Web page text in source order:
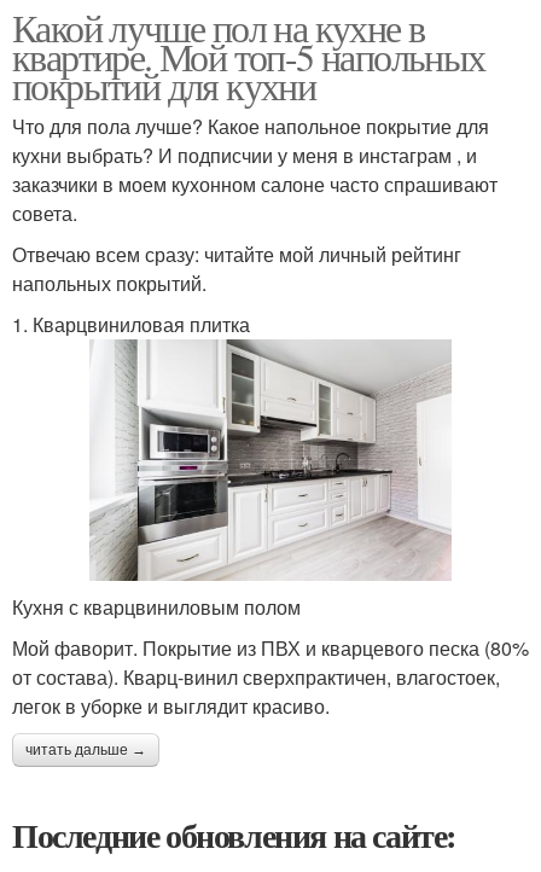
Какой лучше пол на кухне в
квартире. Мой топ-5 напольных
покрытий для кухни
Что для пола лучше? Какое напольное покрытие для
кухни выбрать? И подписчии у меня в инстаграм , и
заказчики в моем кухонном салоне часто спрашивают
совета.
Отвечаю всем сразу: читайте мой личный рейтинг
напольных покрытий.
1. Кварцвиниловая плитка
Кухня с кварцвиниловым полом
Мой фаворит. Покрытие из ПВХ и кварцевого песка (80%
от состава). Кварц-винил сверхпрактичен, влагостоек,
легок в уборке и выглядит красиво.
читать дальше →
Последние обновления на сайте: